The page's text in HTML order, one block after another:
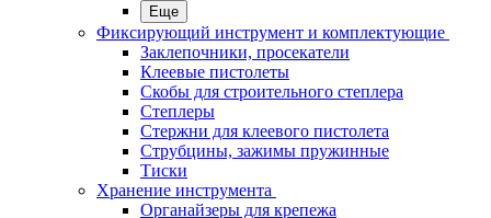
Еще
Фиксирующий инструмент и комплектующие
Заклепочники, просекатели
Клеевые пистолеты
Скобы для строительного степлера
Степлеры
Стержни для клеевого пистолета
Струбцины, зажимы пружинные
Тиски
Хранение инструмента
Органайзеры для крепежа